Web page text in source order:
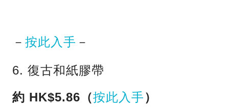
－ 按此入手 －
6. 復古和紙膠帶
約 HK$5.86（按此入手）